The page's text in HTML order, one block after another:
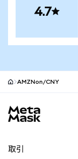
4.7
AMZNon/CNY
取引